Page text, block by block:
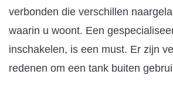
verbonden die verschillen
waarin u woont. Een
inschakelen, is een must. Er zijn
redenen om een tank buiten